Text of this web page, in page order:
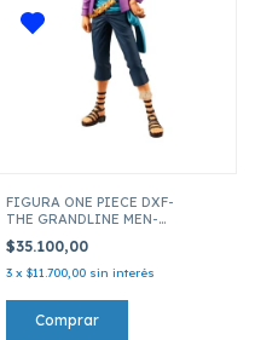
FIGURA ONE PIECE DXF-
THE GRANDLINE MEN-
$35.100,00
3 x $11.700,00 sin interés